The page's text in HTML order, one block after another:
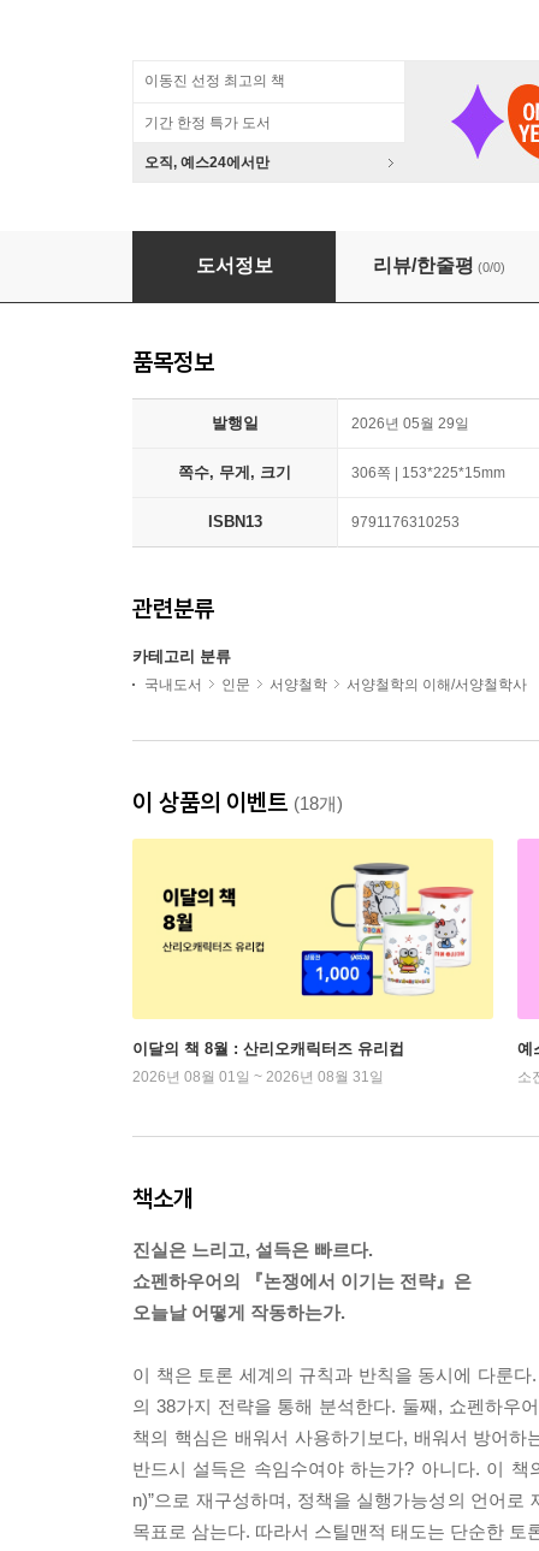
이동진 선정 최고의 책
기간 한정 특가 도서
오직, 예스24에서만
쇼펜하우어의 논쟁 전략
도서정보 리뷰/한줄평 (0/0)
품목정보
발행일 2026년 05월 29일
쪽수, 무게, 크기 306쪽 | 153*225*15mm
ISBN13 9791176310253
관련분류
카테고리 분류
국내도서 인문 서양철학 서양철학의 이해/서양철학사
이 상품의 이벤트 (18개)
이달의 책 8월 : 산리오캐릭터즈 유리컵
2026년 08월 01일 ~ 2026년 08월 31일
예
소
책소개
진실은 느리고, 설득은 빠르다.
쇼펜하우어의 『논쟁에서 이기는 전략』은
오늘날 어떻게 작동하는가.
이 책은 토론 세계의 규칙과 반칙을 동시에 다룬
의 38가지 전략을 통해 분석한다. 둘째, 쇼펜하우
책의 핵심은 배워서 사용하기보다, 배워서 방어하
반드시 설득은 속임수여야 하는가? 아니다. 이
n)”으로 재구성하며, 정책을 실행가능성의 언어로
목표로 삼는다. 따라서 스틸맨적 태도는 단순한